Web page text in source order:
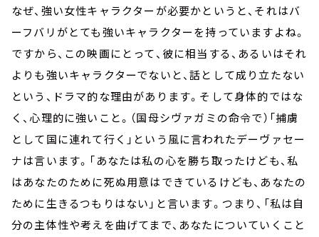
なぜ、強い女性キャラクターが必要かというと、それはバ
ーフバリがとても強いキャラクターを持っていますよね。
ですから、この映画にとって、彼に相当する、あるいはそれ
よりも強いキャラクターでないと、話として成り立たない
という、ドラマ的な理由があります。そして身体的ではな
く、心理的に強いこと。（国母シヴァガミの命令で）「捕虜
として国に連れて行く」という風に言われたデーヴァセー
ナは言います。「あなたは私の心を勝ち取ったけども、私
はあなたのために死ぬ用意はできているけども、あなたの
ために生きるつもりはない」と言います。つまり、「私は自
分の主体性や考えを曲げてまで、あなたについていくこと